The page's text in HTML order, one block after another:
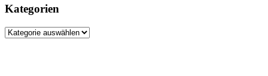
Kategorien
Kategorien